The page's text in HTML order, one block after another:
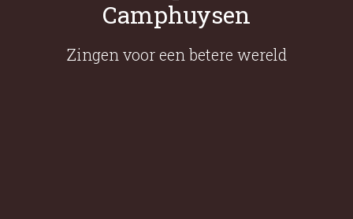
Camphuysen
Zingen voor een betere wereld